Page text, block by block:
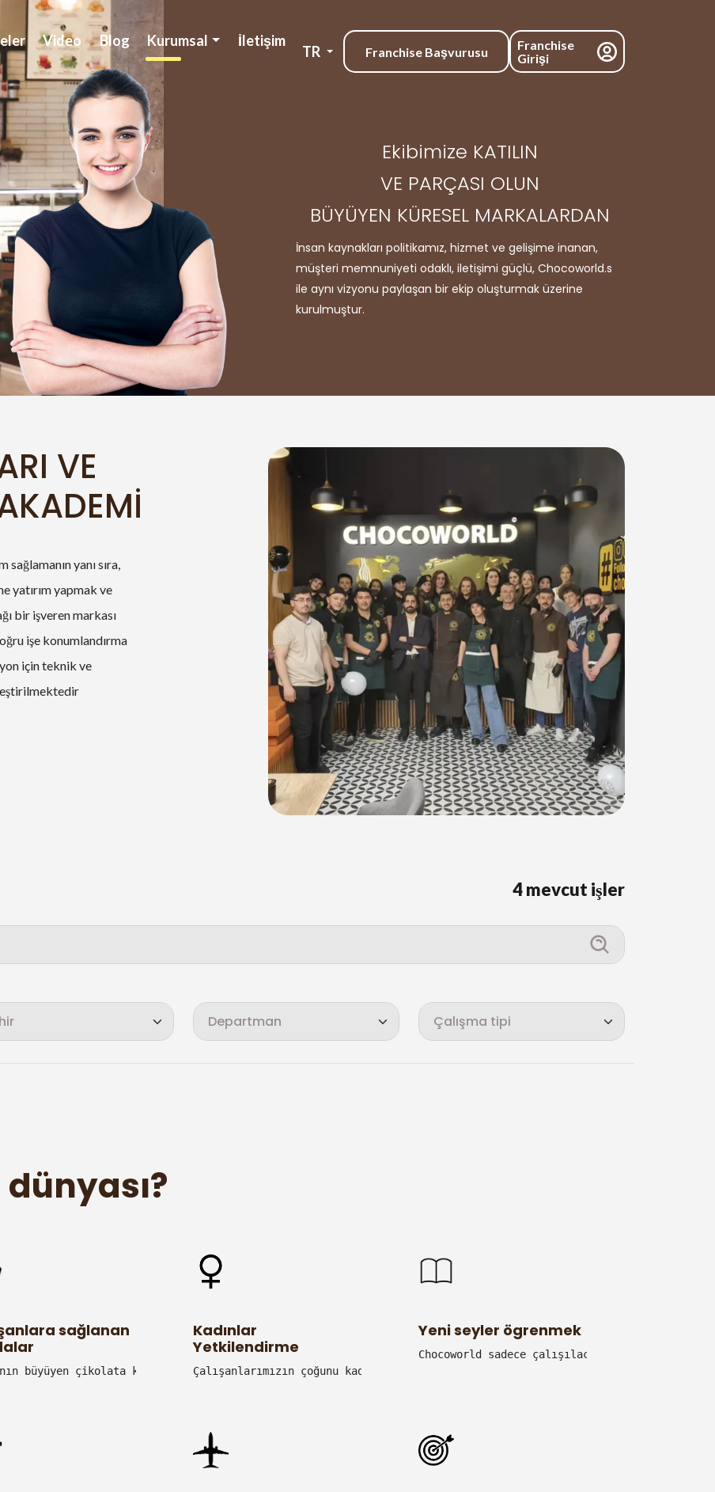
Video Blog Kurumsal İletişim
TR Franchise Başvurusu
Franchise
Girişi
Ekibimize KATILIN
VE PARÇASI OLUN
BÜYÜYEN KÜRESEL MARKALARDAN
İnsan kaynakları politikamız, hizmet ve gelişime inanan,
müşteri memnuniyeti odaklı, iletişimi güçlü, Chocoworld.s
ile aynı vizyonu paylaşan bir ekip oluşturmak üzerine
kurulmuştur.
VE
yanı sıra,
yatırım yapmak ve
bir işveren markası
işe konumlandırma
için teknik ve
4 mevcut işler
bizim için önemlidir.
sağlanan
büyüyen çikolata kafe markası chocoworld'de çalışmak küresel olmak demektir.
Kadınlar
Yetkilendirme
Çalışanlarımızın çoğunu kadın oluşturuyor. Kadınların gücüne inanıyoruz
Yeni seyler ögrenmek
Chocoworld sadece çalışılacak bir yer değil.